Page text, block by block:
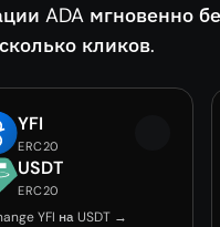
ADA мгновенно
кликов.
YFI
ERC20
USDT
ERC20
YFI на USDT →